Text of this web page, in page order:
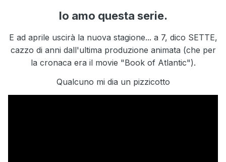
Io amo questa serie.
E ad aprile uscirà la nuova stagione... a 7, dico SETTE,
cazzo di anni dall'ultima produzione animata (che per
la cronaca era il movie "Book of Atlantic").
Qualcuno mi dia un pizzicotto